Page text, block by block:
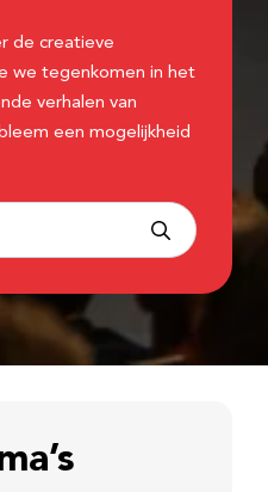
de creatieve
we tegenkomen in het
verhalen van
een mogelijkheid